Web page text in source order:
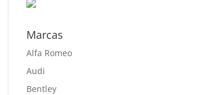
Marcas
Alfa Romeo
Audi
Bentley